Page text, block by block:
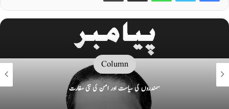
Column
سمندروں کی سیاست اور امن کی نئی سفارت